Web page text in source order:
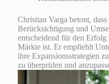
Christian Varga betont,
Berücksichtigung und
entscheidend für den Erfolg
Märkte ist. Er empfiehlt
ihre Expansionsstrategien
zu überprüfen und